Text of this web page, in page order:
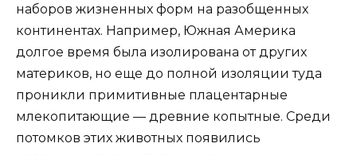
наборов жизненных форм на разобщенных
континентах. Например, Южная Америка
долгое время была изолирована от других
материков, но еще до полной изоляции туда
проникли примитивные плацентарные
млекопитающие — древние копытные. Среди
потомков этих животных появились